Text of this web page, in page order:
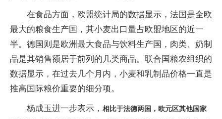
在食品方面，欧盟统计局的数据显示，法国是全欧
最大的粮食生产国，其小麦出口量占欧盟地区的近一
半。德国则是欧洲最大食品与饮料生产国，肉类、奶制
品是其销售额居于前列的几类商品。联合国粮农组织的
数据显示，在过去几个月内，小麦和乳制品价格一直是
推高国际粮价重要的细分项。
杨成玉进一步表示， 相比于法德两国，欧元区其他国家